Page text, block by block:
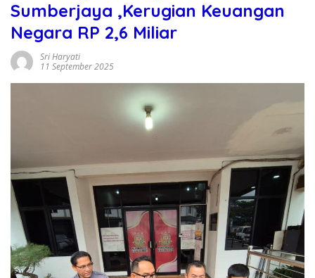
Sumberjaya ,Kerugian Keuangan
Negara RP 2,6 Miliar
Sri Haryati
11 September 2025